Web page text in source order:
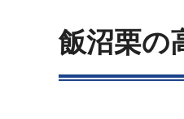
飯沼栗の